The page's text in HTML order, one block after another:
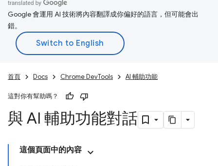
Google 會運用 AI 技術將內容翻譯成你偏好的語言，但可能會出
錯。
首頁 Docs Chrome DevTools AI 輔助功能
這對你有幫助嗎？
與 AI 輔助功能對話
這個頁面中的內容